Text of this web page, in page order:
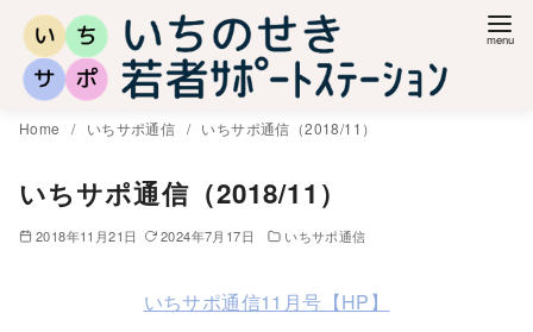
Home いちサポ通信 いちサポ通信（2018/11）
いちサポ通信（2018/11）
2018年11月21日 2024年7月17日 いちサポ通信
いちサポ通信11月号【HP】